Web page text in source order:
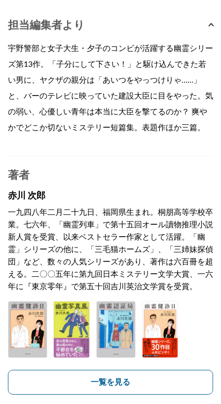
担当編集者より
宇野警部と女子大生・夕子のコンビが活躍する幽霊シリー
ズ第13作。「子分にして下さい！」と駆け込んできた若
い男に、ヤクザの親分は「あいつをやっつけりゃ……」
と、バーのテレビに映っていた建設大臣に目をやった。気
の弱い、心優しい青年は本当に大臣を撃てるのか？ 爽や
かでどこか切ないミステリー短篇集。表題作ほか三篇。
著者
赤川 次郎
一九四八年二月二十九日、福岡県生まれ。桐朋高等学校卒
業。七六年、「幽霊列車」で第十五回オール讀物推理小説
新人賞を受賞、以来ベストセラー作家として活躍。「幽
霊」シリーズの他に、「三毛猫ホームズ」、「三姉妹探偵
団」など、数々の人気シリーズがあり、著作は六百冊を超
える。二〇〇五年に第九回日本ミステリー文学大賞、一六
年に『東京零年』で第五十回吉川英治文学賞を受賞。
一覧を見る